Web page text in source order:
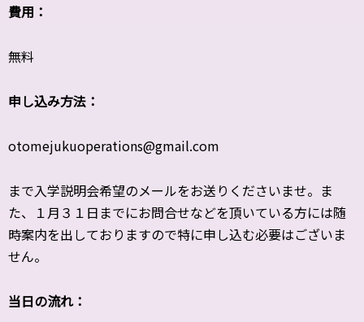
費用：
無料
申し込み方法：
otomejukuoperations@gmail.com
まで入学説明会希望のメールをお送りくださいませ。ま
た、１月３１日までにお問合せなどを頂いている方には随
時案内を出しておりますので特に申し込む必要はございま
せん。
当日の流れ：